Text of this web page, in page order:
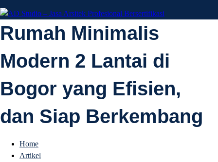
AD Studio – Jasa
Arsitek Profesional
Bersertifikasi
AD Studio – Jasa Arsitek Profesional Bersertifikasi
Rumah Minimalis
Modern 2 Lantai di
Bogor yang Efisien,
dan Siap Berkembang
Home
Artikel